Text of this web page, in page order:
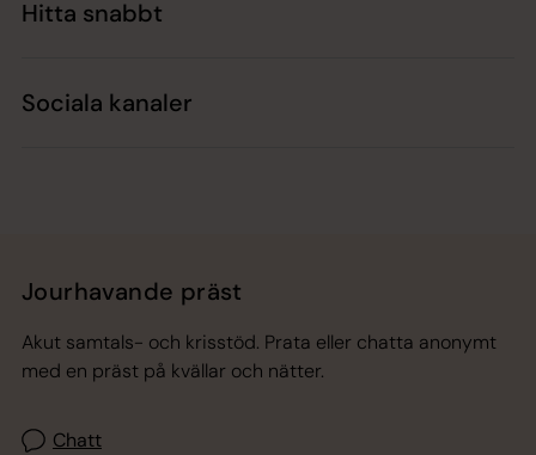
Hitta snabbt
Sociala kanaler
Jourhavande präst
Akut samtals- och krisstöd. Prata eller chatta anonymt
med en präst på kvällar och nätter.
Chatt